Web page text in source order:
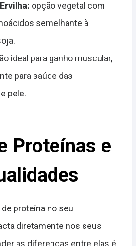
opção vegetal com
semelhante à
ideal para ganho muscular,
para saúde das
pele.
Proteínas e
proteína no seu
diretamente nos seus
as diferenças entre elas é